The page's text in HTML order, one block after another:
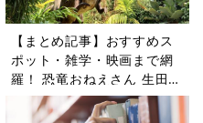
【まとめ記事】おすすめス
ポット・雑学・映画まで網
羅！ 恐竜おねえさん 生田晴
香の恐竜コラム9選